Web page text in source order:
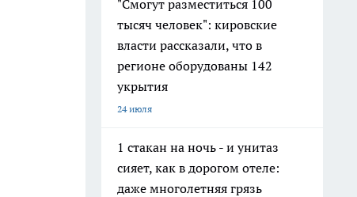
"Смогут разместиться 100
тысяч человек": кировские
власти рассказали, что в
регионе оборудованы 142
укрытия
24 июля
1 стакан на ночь - и унитаз
сияет, как в дорогом отеле:
даже многолетняя грязь